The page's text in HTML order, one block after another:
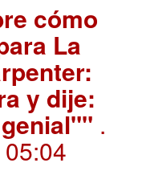
cómo
La
y dije:
.